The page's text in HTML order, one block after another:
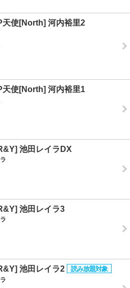
天使[North] 河内裕里2
天使[North] 河内裕里1
池田レイラDX
池田レイラ3
池田レイラ2